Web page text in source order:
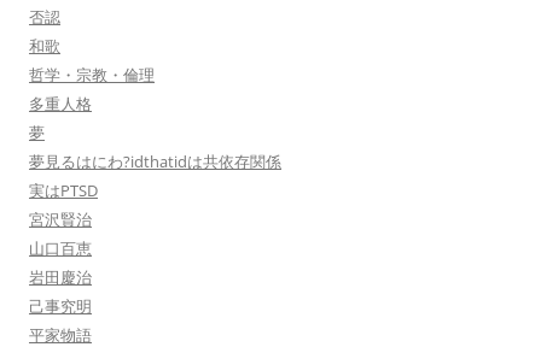
否認
和歌
哲学・宗教・倫理
多重人格
夢
夢見るはにわ?idthatidは共依存関係
実はPTSD
宮沢賢治
山口百恵
岩田慶治
己事究明
平家物語